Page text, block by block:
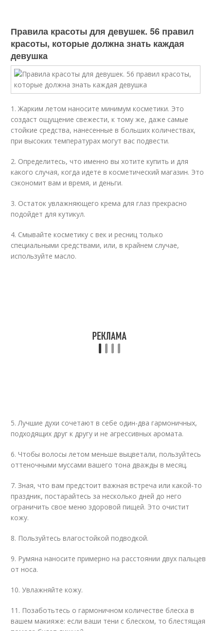
Правила красоты для девушек. 56 правил
красоты, которые должна знать каждая
девушка
1. Жарким летом наносите минимум косметики. Это
создаст ощущение свежести, к тому же, даже самые
стойкие средства, нанесенные в больших количествах,
при высоких температурах могут вас подвести.
2. Определитесь, что именно вы хотите купить и для
какого случая, когда идете в косметический магазин. Это
сэкономит вам и время, и деньги.
3. Остаток увлажняющего крема для глаз прекрасно
подойдет для кутикул.
4. Смывайте косметику с век и ресниц только
специальными средствами, или, в крайнем случае,
используйте масло.
5. Лучшие духи сочетают в себе один-два гармоничных,
подходящих друг к другу и не агрессивных аромата.
6. Чтобы волосы летом меньше выцветали, пользуйтесь
оттеночными муссами вашего тона дважды в месяц.
7. Зная, что вам предстоит важная встреча или какой-то
праздник, постарайтесь за несколько дней до него
ограничить свое меню здоровой пищей. Это очистит
кожу.
8. Пользуйтесь влагостойкой подводкой.
9. Румяна наносите примерно на расстоянии двух пальцев
от носа.
10. Увлажняйте кожу.
11. Позаботьтесь о гармоничном количестве блеска в
вашем макияже: если ваши тени с блеском, то блестящая